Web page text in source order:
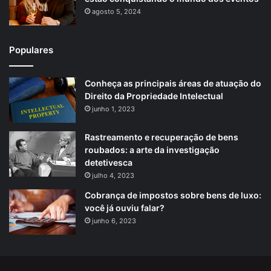
agosto 5, 2024
Populares
Conheça as principais áreas de atuação do
Direito da Propriedade Intelectual
junho 1, 2023
Rastreamento e recuperação de bens
roubados: a arte da investigação
detetivesca
julho 4, 2023
Cobrança de impostos sobre bens de luxo:
você já ouviu falar?
junho 6, 2023